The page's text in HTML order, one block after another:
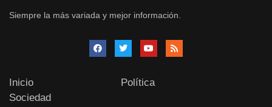
Siempre la más variada y mejor información.
Inicio
Política
Sociedad